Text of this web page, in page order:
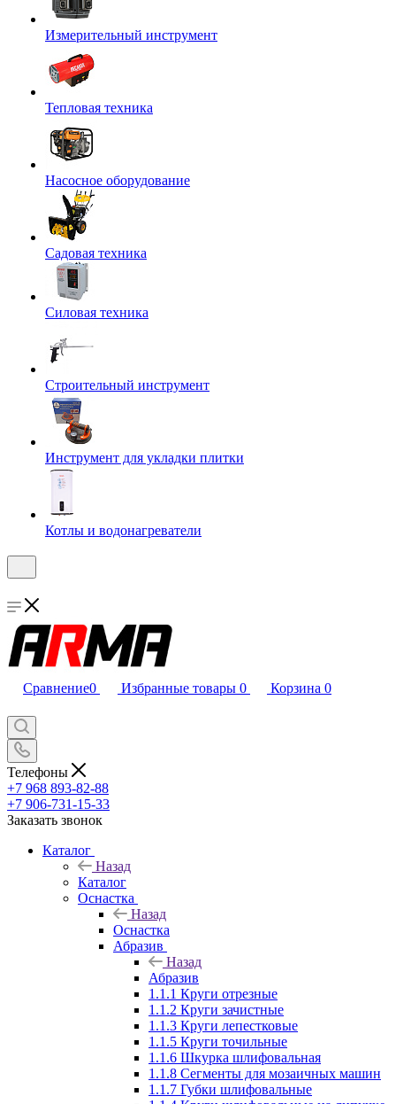
Измерительный инструмент
Тепловая техника
Насосное оборудование
Садовая техника
Силовая техника
Строительный инструмент
Инструмент для укладки плитки
Котлы и водонагреватели
Сравнение0 Избранные товары 0 Корзина 0
Телефоны
+7 968 893-82-88
+7 906-731-15-33
Заказать звонок
Каталог
Назад
Каталог
Оснастка
Назад
Оснастка
Абразив
Назад
Абразив
1.1.1 Круги отрезные
1.1.2 Круги зачистные
1.1.3 Круги лепестковые
1.1.5 Круги точильные
1.1.6 Шкурка шлифовальная
1.1.8 Сегменты для мозаичных машин
1.1.7 Губки шлифовальные